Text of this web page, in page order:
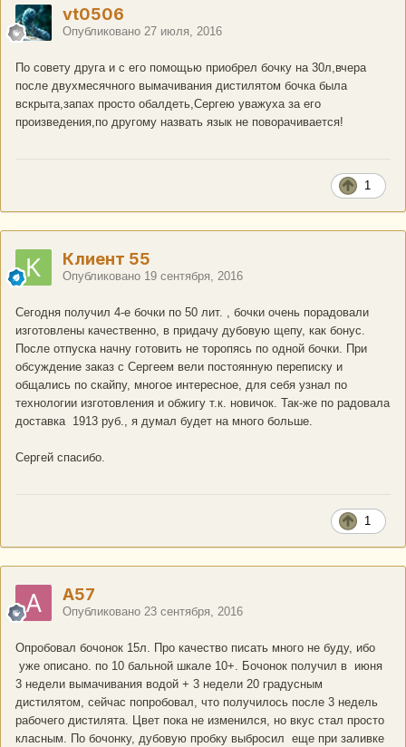
vt0506
Опубликовано 27 июля, 2016
По совету друга и с его помощью приобрел бочку на 30л,вчера
после двухмесячного вымачивания дистилятом бочка была
вскрыта,запах просто обалдеть,Сергею уважуха за его
произведения,по другому назвать язык не поворачивается!
1
Клиент 55
Опубликовано 19 сентября, 2016
Сегодня получил 4-е бочки по 50 лит. , бочки очень порадовали
изготовлены качественно, в придачу дубовую щепу, как бонус.
После отпуска начну готовить не торопясь по одной бочки. При
обсуждение заказ с Сергеем вели постоянную переписку и
общались по скайпу, многое интересное, для себя узнал по
технологии изготовления и обжигу т.к. новичок. Так-же по радовала
доставка 1913 руб., я думал будет на много больше.
Сергей спасибо.
1
A57
Опубликовано 23 сентября, 2016
Опробовал бочонок 15л. Про качество писать много не буду, ибо
уже описано. по 10 бальной шкале 10+. Бочонок получил в июня
3 недели вымачивания водой + 3 недели 20 градусным
дистилятом, сейчас попробовал, что получилось после 3 недель
рабочего дистилята. Цвет пока не изменился, но вкус стал просто
класным. По бочонку, дубовую пробку выбросил еще при заливке